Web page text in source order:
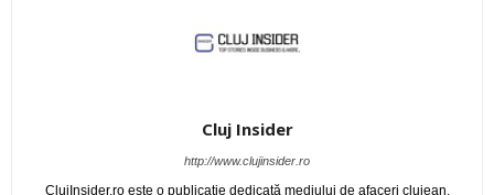
Cluj Insider
http://www.clujinsider.ro
ClujInsider.ro este o publicație dedicată mediului de afaceri clujean.